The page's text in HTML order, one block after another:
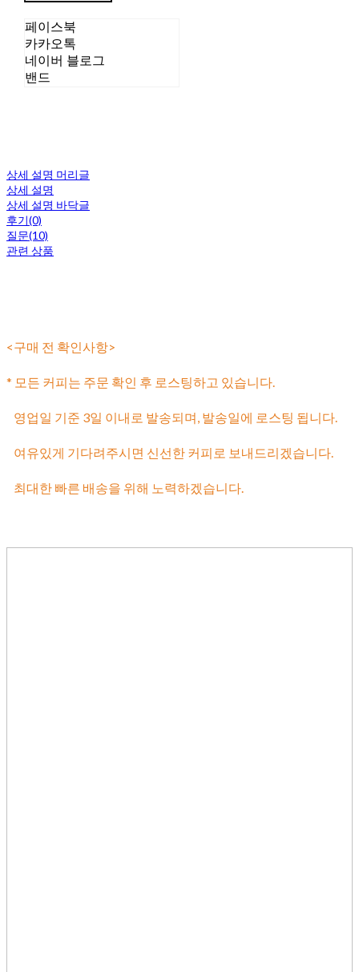
페이스북
카카오톡
네이버 블로그
밴드
상세 설명 머리글
상세 설명
상세 설명 바닥글
후기(0)
질문(10)
관련 상품
<구매 전 확인사항>
* 모든 커피는 주문 확인 후 로스팅하고 있습니다.
영업일 기준 3일 이내로 발송되며, 발송일에 로스팅 됩니다.
여유있게 기다려주시면 신선한 커피로 보내드리겠습니다.
최대한 빠른 배송을 위해 노력하겠습니다.